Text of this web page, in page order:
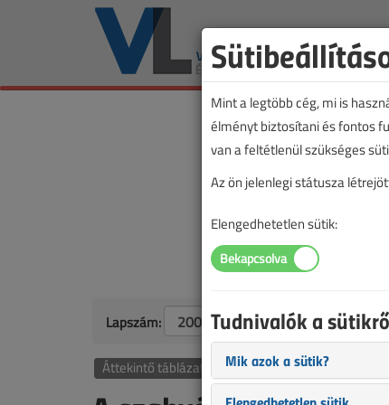
Lapszám:
Áttekintő táblázat alapján
Mint a legtöbb cég, mi is
élményt biztosítani és fontos
van a feltétlenül szükséges
Az ön jelenlegi státusza
Elengedhetetlen sütik:
Tudnivalók a
Mik azok a sütik?